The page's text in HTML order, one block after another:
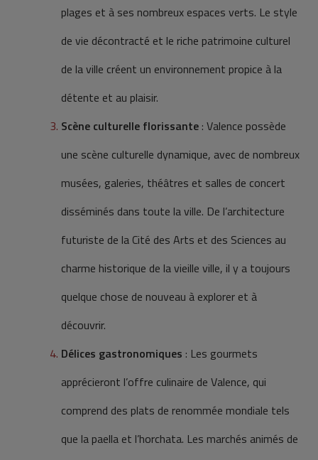
plages et à ses nombreux espaces verts. Le style
de vie décontracté et le riche patrimoine culturel
de la ville créent un environnement propice à la
détente et au plaisir.
Scène culturelle florissante : Valence possède
une scène culturelle dynamique, avec de nombreux
musées, galeries, théâtres et salles de concert
disséminés dans toute la ville. De l’architecture
futuriste de la Cité des Arts et des Sciences au
charme historique de la vieille ville, il y a toujours
quelque chose de nouveau à explorer et à
découvrir.
Délices gastronomiques : Les gourmets
apprécieront l’offre culinaire de Valence, qui
comprend des plats de renommée mondiale tels
que la paella et l’horchata. Les marchés animés de